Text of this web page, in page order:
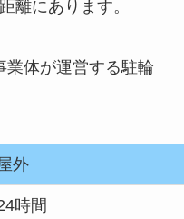
離にあります。
業体が運営する駐輪
外
時間